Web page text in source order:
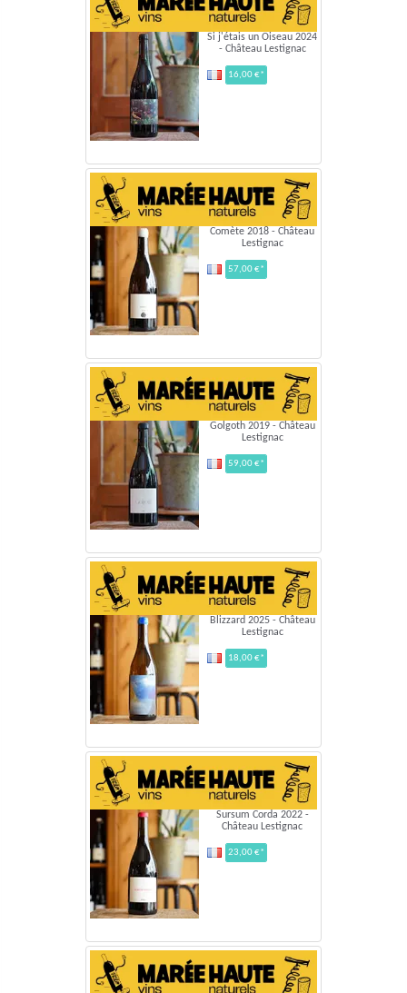
Si j'étais un Oiseau 2024
- Château Lestignac
16,00 €*
Comète 2018 - Château
Lestignac
57,00 €*
Golgoth 2019 - Château
Lestignac
59,00 €*
Blizzard 2025 - Château
Lestignac
18,00 €*
Sursum Corda 2022 -
Château Lestignac
23,00 €*